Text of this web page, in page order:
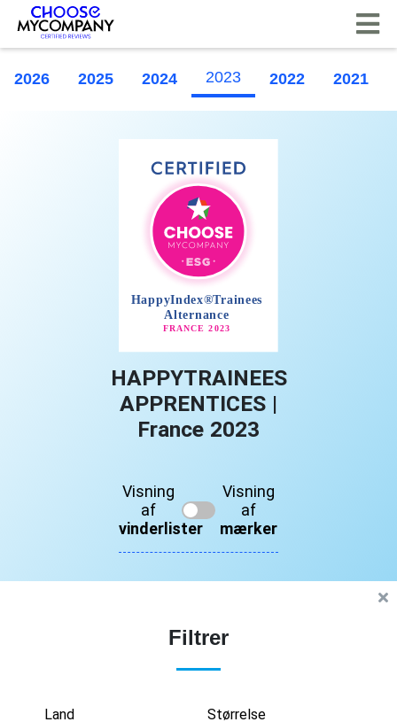
2026 2025 2024 2023 2022 2021
HAPPYTRAINEES
APPRENTICES |
France 2023
Visning
af
vinderlister
Visning
af
mærker
Filtrer
Land Størrelse
CCookie-styringspanel